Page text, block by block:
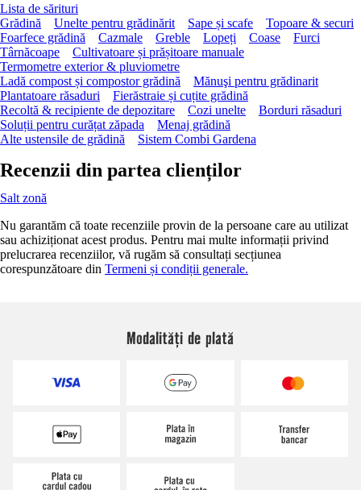
Lista de sărituri
Grădină
Unelte pentru grădinărit Sape și scafe
Topoare & securi
Foarfece grădină
Cazmale Greble Lopeți Coase
Furci
Târnăcoape
Cultivatoare și prășitoare manuale
Termometre exterior & pluviometre
Ladă compost și compostor grădină
Mănuşi pentru grădinarit
Plantatoare răsaduri
Fierăstraie și cuțite grădină
Recoltă & recipiente de depozitare
Cozi unelte
Borduri răsaduri
Soluții pentru curățat zăpada
Menaj grădină
Alte ustensile de grădină
Sistem Combi Gardena
Recenzii din partea clienților
Salt zonă
Nu garantăm că toate recenziile provin de la persoane care au utilizat
sau achiziționat acest produs. Pentru mai multe informații privind
prelucrarea recenziilor, vă rugăm să consultați secțiunea
corespunzătoare din Termeni și condiții generale.
Modalități de plată